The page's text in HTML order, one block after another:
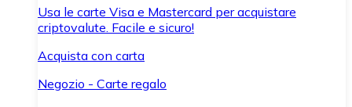
Usa le carte Visa e Mastercard per acquistare
criptovalute. Facile e sicuro!
Acquista con carta
Negozio - Carte regalo